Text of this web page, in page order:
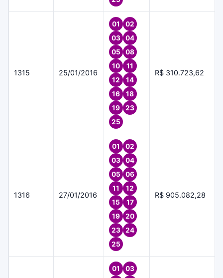
1315 25/01/2016
01
02
03
04
05
08
10
11
12
14
16
18
19
23
25
R$ 310.723,62
1316 27/01/2016
01
02
03
04
05
06
11
12
15
17
19
20
23
24
25
R$ 905.082,28
01
03